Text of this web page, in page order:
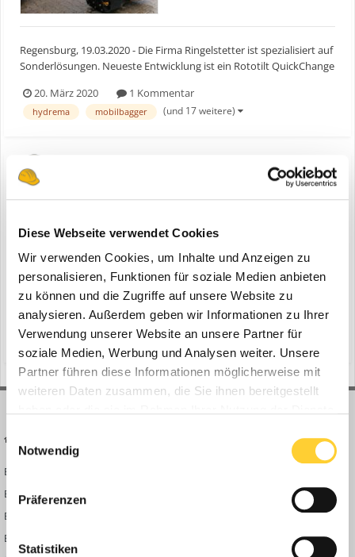
Diese Webseite verwendet Cookies
Wir verwenden Cookies, um Inhalte und Anzeigen zu
personalisieren, Funktionen für soziale Medien anbieten
zu können und die Zugriffe auf unsere Website zu
analysieren. Außerdem geben wir Informationen zu Ihrer
Verwendung unserer Website an unsere Partner für
soziale Medien, Werbung und Analysen weiter. Unsere
Partner führen diese Informationen möglicherweise mit
weiteren Daten zusammen, die Sie ihnen bereitgestellt
Einwilligungsauswahl
Notwendig
Präferenzen
Statistiken
Regensburg, 19.03.2020 - Die Firma Ringelstetter ist spezialisiert auf
Sonderlösungen. Neueste Entwicklung ist ein Rototilt QuickChange
vollhydraulischen Wechsler mit der vollen Ölmenge des Baggers zu
speisen. Bauforum24 Artikel (31.01.2020...
20. März 2020 1 Kommentar
hydrema mobilbagger (und 17 weitere)
Rototilt unterstützt Kundenwünsche
ein Thema erstellte Bauforum24 inNews aus der
Regensburg, 19.03.2020 - Die Firma Ringelstetter ist spezialisiert auf
Sonderlösungen. Neueste Entwicklung ist ein Rototilt QuickChange
QC60-5 Sandwich, mit dem es erstmals möglich ist, den
vollhydraulischen Wechsler mit der vollen Ölmenge des Baggers zu
speisen. Bauforum24 Artikel (31.01.2020...
20. März 2020 1 Antwort 2
hydrema mobilbagger (und 17 weitere)
Bauforum24 News
Bauforum24 TV
BF24 Mediathek
BF24 Fotostrecken